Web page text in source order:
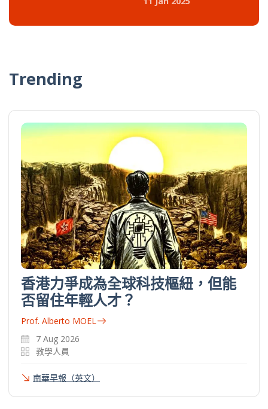
Trending
香港力爭成為全球科技樞紐，但能
否留住年輕人才？
Prof. Alberto MOEL
7 Aug 2026
教學人員
南華早報（英文）